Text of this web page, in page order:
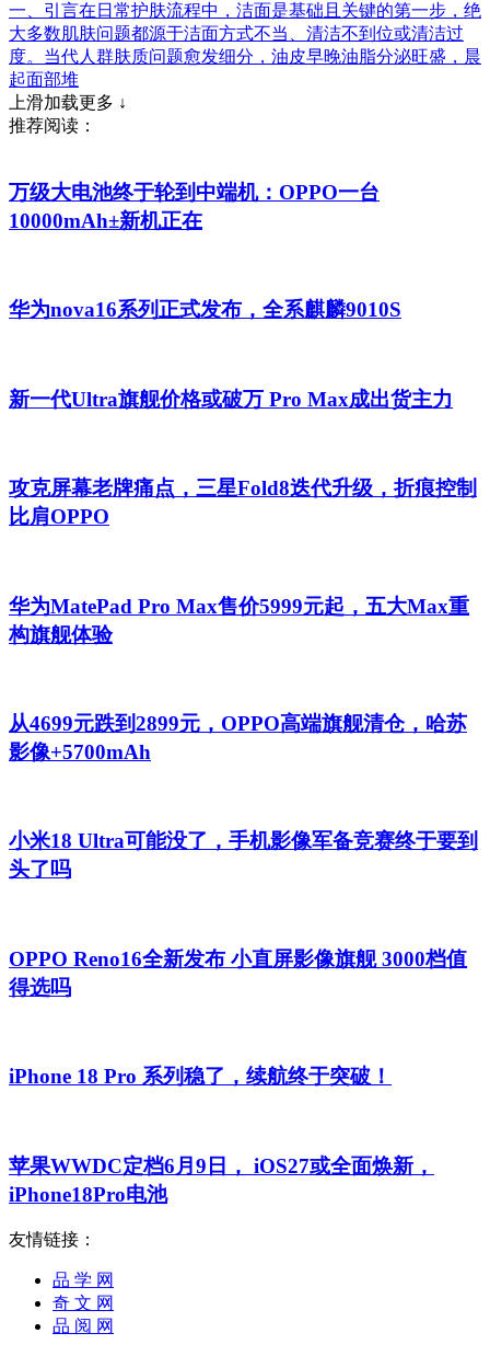
一、引言在日常护肤流程中，洁面是基础且关键的第一步，绝
大多数肌肤问题都源于洁面方式不当、清洁不到位或清洁过
度。当代人群肤质问题愈发细分，油皮早晚油脂分泌旺盛，晨
起面部堆
上滑加载更多 ↓
推荐阅读：
万级大电池终于轮到中端机：OPPO一台
10000mAh±新机正在
华为nova16系列正式发布，全系麒麟9010S
新一代Ultra旗舰价格或破万 Pro Max成出货主力
攻克屏幕老牌痛点，三星Fold8迭代升级，折痕控制
比肩OPPO
华为MatePad Pro Max售价5999元起，五大Max重
构旗舰体验
从4699元跌到2899元，OPPO高端旗舰清仓，哈苏
影像+5700mAh
小米18 Ultra可能没了，手机影像军备竞赛终于要到
头了吗
OPPO Reno16全新发布 小直屏影像旗舰 3000档值
得选吗
iPhone 18 Pro 系列稳了，续航终于突破！
苹果WWDC定档6月9日， iOS27或全面焕新，
iPhone18Pro电池
友情链接：
品 学 网
奇 文 网
品 阅 网